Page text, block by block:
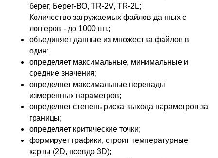
берег, Берег-ВО, TR-2V, TR-2L;
Количество загружаемых файлов данных с
логгеров - до 1000 шт.;
объединяет данные из множества файлов в
один;
определяет максимальные, минимальные и
средние значения;
определяет максимальные перепады
измеренных параметров;
определяет степень риска выхода параметров за
границы;
определяет критические точки;
формирует графики, строит температурные
карты (2D, псевдо 3D);